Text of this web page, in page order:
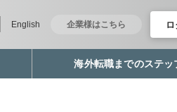
English 企業様はこちら
海外転職までのステッ